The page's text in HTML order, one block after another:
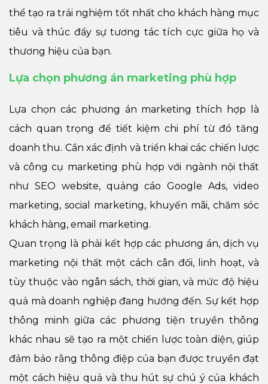
thể tạo ra trải nghiệm tốt nhất cho khách hàng mục
tiêu và thúc đẩy sự tương tác tích cực giữa họ và
thương hiệu của bạn.
Lựa chọn phương án marketing phù hợp
Lựa chọn các phương án marketing thích hợp là
cách quan trọng để tiết kiệm chi phí từ đó tăng
doanh thu. Cần xác định và triển khai các chiến lược
và công cụ marketing phù hợp với ngành nội thất
như SEO website, quảng cáo Google Ads, video
marketing, social marketing, khuyến mãi, chăm sóc
khách hàng, email marketing.
Quan trọng là phải kết hợp các phương án, dịch vụ
marketing nội thất một cách cân đối, linh hoạt, và
tùy thuộc vào ngân sách, thời gian, và mức độ hiệu
quả mà doanh nghiệp đang hướng đến. Sự kết hợp
thông minh giữa các phương tiện truyền thông
khác nhau sẽ tạo ra một chiến lược toàn diện, giúp
đảm bảo rằng thông điệp của bạn được truyền đạt
một cách hiệu quả và thu hút sự chú ý của khách